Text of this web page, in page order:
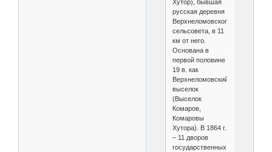
Хутор), бывшая
русская деревня
Верхнеломовского
сельсовета, в 11
км от него.
Основана в
первой половине
19 в. как
Верхнеломовский
выселок
(Выселок
Комаров,
Комаровы
Хутора). В 1864 г.
– 11 дворов
государственных